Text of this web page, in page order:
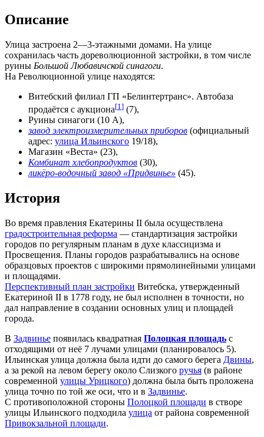
Описание
Улица застроена 2—3-этажными домами. На улице
сохранилась часть дореволюционной застройки, в том числе
руины Большой Любавичской синагоги.
На Революционной улице находятся:
Витебский филиал ГП «Белинтертранс». Автобаза
продаётся с аукциона[1 ] (7),
Руины синагоги (10 А),
завод электроизмерительных приборов (официальный
адрес: улица Ильинского 19/18),
Магазин «Веста» (23),
Комбинат хлебопродуктов (30),
ликёро-водочный завод «Придвинье» (45).
История
Во время правления Екатерины II была осуществлена
градостроительная реформа — стандартизация застройки
городов по регулярным планам в духе классицизма и
Просвещения. Планы городов разрабатывались на основе
образцовых проектов с широкими прямолинейными улицами
и площадями.
Перспективный план застройки Витебска, утвержденный
Екатериной II в 1778 году, не был исполнен в точности, но
дал направление в создании основных улиц и площадей
города.
В Задвинье появилась квадратная Полоцкая площадь с
отходящими от неё 7 лучами улицами (планировалось 5).
Ильинская улица должна была идти до самого берега Двины,
а за рекой на левом берегу около Слизкого ручья (в районе
современной улицы Урицкого) должна была быть проложена
улица точно по той же оси, что и в Задвинье.
С противоположной стороны Полоцкой площади в створе
улицы Ильинского подходила улица от района современной
Привокзальной площади.